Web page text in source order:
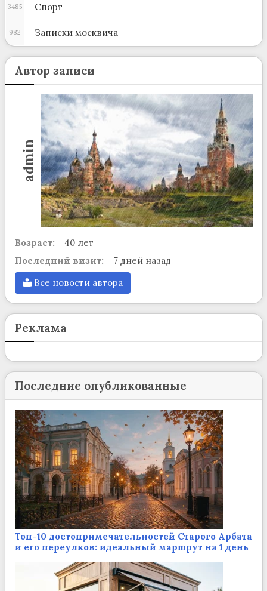
Спорт
3485
Записки москвича
982
Автор записи
admin
Возраст:
40 лет
Последний визит:
7 дней назад
Все новости автора
Реклама
Последние опубликованные
Топ-10 достопримечательностей Старого Арбата
и его переулков: идеальный маршрут на 1 день